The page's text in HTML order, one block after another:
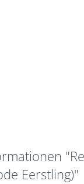
Eerstling)"